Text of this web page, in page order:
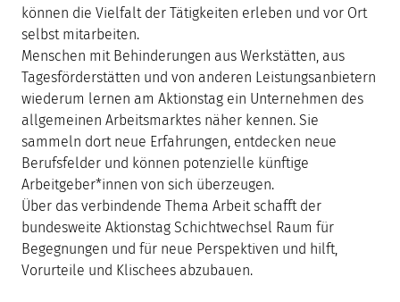
können die Vielfalt der Tätigkeiten erleben und vor Ort
selbst mitarbeiten.
Menschen mit Behinderungen aus Werkstätten, aus
Tagesförderstätten und von anderen Leistungsanbietern
wiederum lernen am Aktionstag ein Unternehmen des
allgemeinen Arbeitsmarktes näher kennen. Sie
sammeln dort neue Erfahrungen, entdecken neue
Berufsfelder und können potenzielle künftige
Arbeitgeber*innen von sich überzeugen.
Über das verbindende Thema Arbeit schafft der
bundesweite Aktionstag Schichtwechsel Raum für
Begegnungen und für neue Perspektiven und hilft,
Vorurteile und Klischees abzubauen.